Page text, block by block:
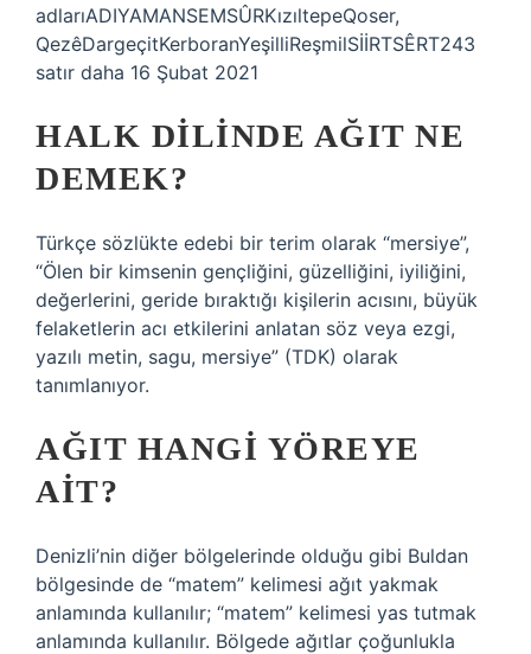
adlarıADIYAMANSEMSÛRKızıltepeQoser,
QezêDargeçitKerboranYeşilliReşmilSİİRTSÊRT243
satır daha 16 Şubat 2021
HALK DILINDE AĞIT NE
DEMEK?
Türkçe sözlükte edebi bir terim olarak “mersiye”,
“Ölen bir kimsenin gençliğini, güzelliğini, iyiliğini,
değerlerini, geride bıraktığı kişilerin acısını, büyük
felaketlerin acı etkilerini anlatan söz veya ezgi,
yazılı metin, sagu, mersiye” (TDK) olarak
tanımlanıyor.
AĞIT HANGI YÖREYE
AIT?
Denizli’nin diğer bölgelerinde olduğu gibi Buldan
bölgesinde de “matem” kelimesi ağıt yakmak
anlamında kullanılır; “matem” kelimesi yas tutmak
anlamında kullanılır. Bölgede ağıtlar çoğunlukla